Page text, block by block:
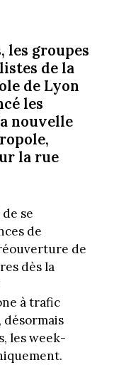
les groupes
de la
de Lyon
les
nouvelle
la rue
se
de
de
dès la
à trafic
désormais
les week-